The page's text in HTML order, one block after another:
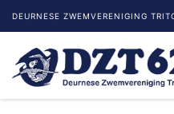
DEURNESE ZWEMVERENIGING